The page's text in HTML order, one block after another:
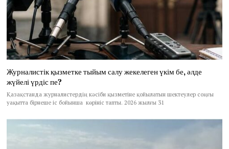
Журналистік қызметке тыйым салу жекелеген үкім бе, әлде
жүйелі үрдіс пе?
Қазақстанда журналистердің кәсіби қызметіне қойылатын шектеулер соңғы
уақытта бірнеше іс бойынша көрініс тапты. 2026 жылғы 31